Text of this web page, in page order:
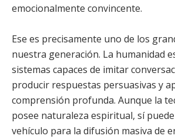
emocionalmente convincente.
Ese es precisamente uno de los
nuestra generación. La humanidad
sistemas capaces de imitar
producir respuestas persuasivas y
comprensión profunda. Aunque la
posee naturaleza espiritual, sí
vehículo para la difusión masiva de